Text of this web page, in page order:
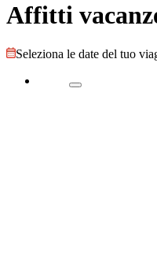
Affitti
Seleziona le date del tuo